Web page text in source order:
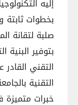
إليه
بخطوات
صلبة لتقانة
بتوفير البنية
التقني
التقنية
خبرات متميزة